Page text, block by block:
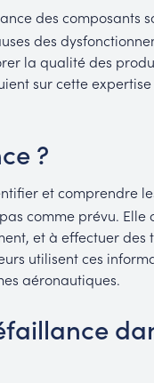
des composants
des
la qualité des
sur cette
?
et comprendre
comme prévu. Elle
et à effectuer des
utilisent ces
aéronautiques.